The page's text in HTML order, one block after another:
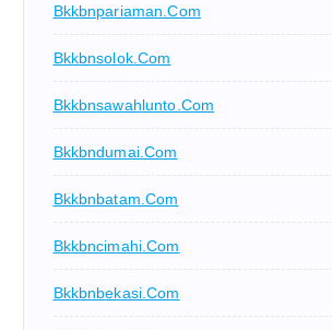
Bkkbnpariaman.com
Bkkbnsolok.com
Bkkbnsawahlunto.com
Bkkbndumai.com
Bkkbnbatam.com
Bkkbncimahi.com
Bkkbnbekasi.com